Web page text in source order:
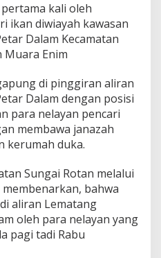
kali oleh
ikan diwiayah kawasan
Dalam Kecamatan
Muara Enim
di pinggiran aliran
Dalam dengan posisi
para nelayan pencari
membawa janazah
kerumah duka.
Sungai Rotan melalui
bahwa
aliran Lematang
oleh para nelayan yang
pagi tadi Rabu